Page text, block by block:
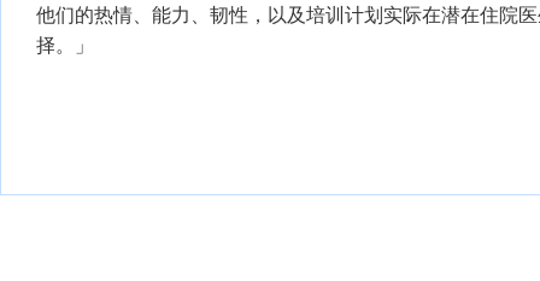
他们的热情、能力、韧性，以及培训计划实际在潜在住院
择。」